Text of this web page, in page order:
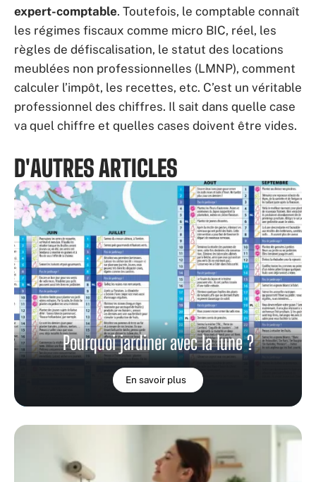
expert-comptable. Toutefois, le comptable connaît
les régimes fiscaux comme micro BIC, réel, les
règles de défiscalisation, le statut des locations
meublées non professionnelles (LMNP), comment
calculer l’impôt, les recettes, etc. C’est un véritable
professionnel des chiffres. Il sait dans quelle case
va quel chiffre et quelles cases doivent être vides.
D'AUTRES ARTICLES
Pourquoi jardiner avec la lune ?
En savoir plus